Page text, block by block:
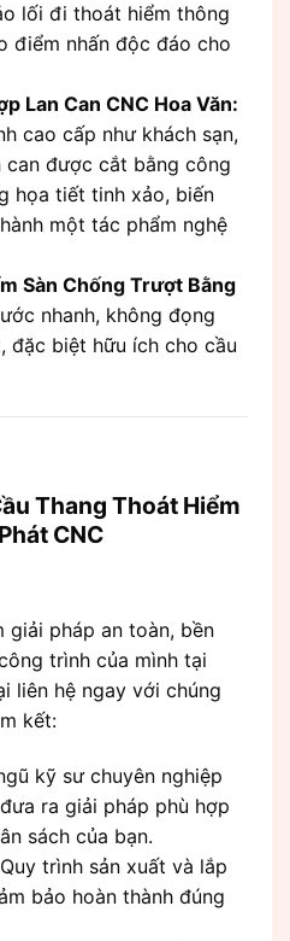
lối đi thoát hiểm thông
điểm nhấn độc đáo cho
Lan Can CNC Hoa Văn:
cao cấp như khách sạn,
can được cắt bằng công
họa tiết tinh xảo, biến
một tác phẩm nghệ
Sàn Chống Trượt Bằng
nhanh, không đọng
đặc biệt hữu ích cho cầu
Thang Thoát Hiểm
CNC
giải pháp an toàn, bền
trình của mình tại
liên hệ ngay với chúng
kết:
kỹ sư chuyên nghiệp
ra giải pháp phù hợp
sách của bạn.
Quy trình sản xuất và lắp
bảo hoàn thành đúng